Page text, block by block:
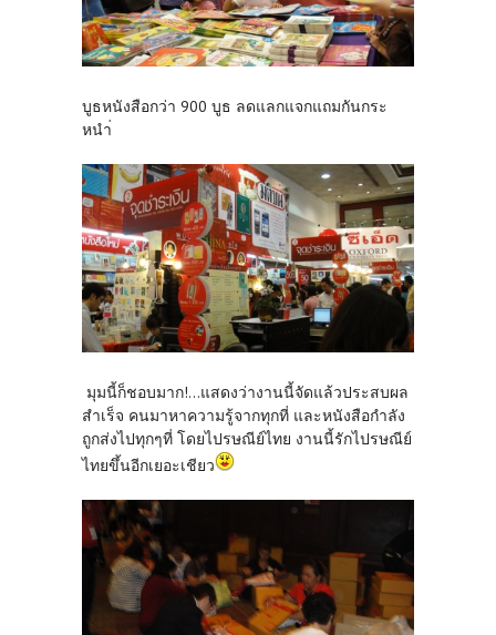
บูธหนังสือกว่า 900 บูธ ลดแลกแจกแถมกันกระ
หนำ่
มุมนี้ก็ชอบมาก!...แสดงว่างานนี้จัดแล้วประสบผล
สำเร็จ คนมาหาความรู้จากทุกที่ และหนังสือกำลัง
ถูกส่งไปทุกๆที่ โดยไปรษณีย์ไทย งานนี้รักไปรษณีย์
ไทยขึ้นอีกเยอะเชียว